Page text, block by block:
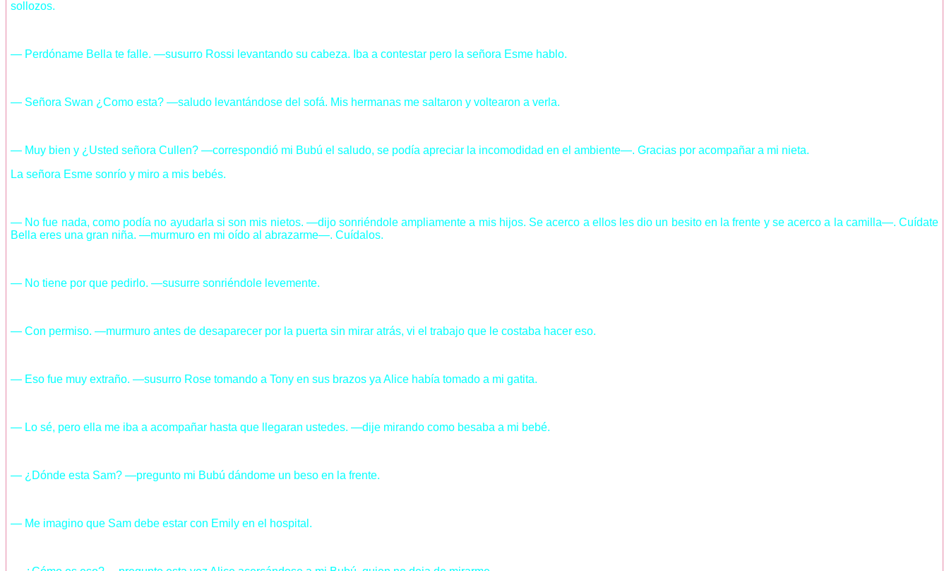
sollozos.
— Perdóname Bella te falle. —susurro Rossi levantando su cabeza. Iba a contestar pero la señora Esme hablo.
— Señora Swan ¿Como esta? —saludo levantándose del sofá. Mis hermanas me saltaron y voltearon a verla.
— Muy bien y ¿Usted señora Cullen? —correspondió mi Bubú el saludo, se podía apreciar la incomodidad en el ambiente—. Gracias por acompañar a mi nieta.
La señora Esme sonrío y miro a mis bebés.
— No fue nada, como podía no ayudarla si son mis nietos. —dijo sonriéndole ampliamente a mis hijos. Se acerco a ellos les dio un besito en la frente y se acerco a la camilla—. Cuídate
Bella eres una gran niña. —murmuro en mi oído al abrazarme—. Cuídalos.
— No tiene por que pedirlo. —susurre sonriéndole levemente.
— Con permiso. —murmuro antes de desaparecer por la puerta sin mirar atrás, vi el trabajo que le costaba hacer eso.
— Eso fue muy extraño. —susurro Rose tomando a Tony en sus brazos ya Alice había tomado a mi gatita.
— Lo sé, pero ella me iba a acompañar hasta que llegaran ustedes. —dije mirando como besaba a mi bebé.
— ¿Dónde esta Sam? —pregunto mi Bubú dándome un beso en la frente.
— Me imagino que Sam debe estar con Emily en el hospital.